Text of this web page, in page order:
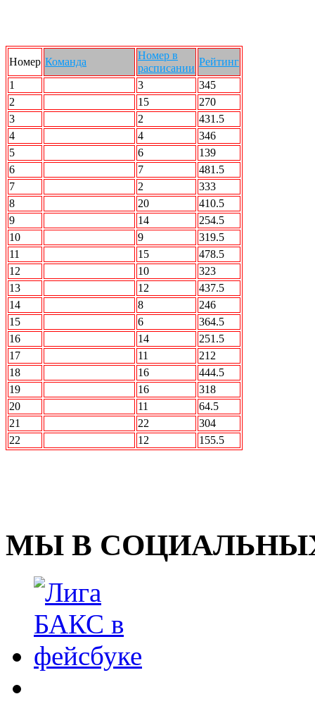
Номер Команда
Номер в
расписании
Рейтинг
1
3
345
2
15
270
3
2
431.5
4
4
346
5
6
139
6
7
481.5
7
2
333
8
20
410.5
9
14
254.5
10
9
319.5
11
15
478.5
12
10
323
13
12
437.5
14
8
246
15
6
364.5
16
14
251.5
17
11
212
18
16
444.5
19
16
318
20
11
64.5
21
22
304
22
12 155.5
МЫ В